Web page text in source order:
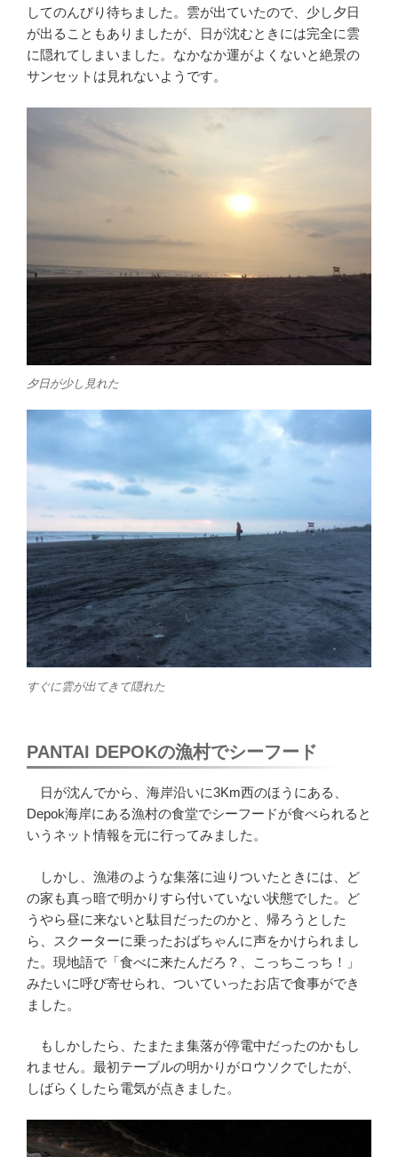
してのんびり待ちました。雲が出ていたので、少し夕日
が出ることもありましたが、日が沈むときには完全に雲
に隠れてしまいました。なかなか運がよくないと絶景の
サンセットは見れないようです。
夕日が少し見れた
すぐに雲が出てきて隠れた
PANTAI DEPOKの漁村でシーフード
日が沈んでから、海岸沿いに3Km西のほうにある、
Depok海岸にある漁村の食堂でシーフードが食べられると
いうネット情報を元に行ってみました。
しかし、漁港のような集落に辿りついたときには、ど
の家も真っ暗で明かりすら付いていない状態でした。ど
うやら昼に来ないと駄目だったのかと、帰ろうとした
ら、スクーターに乗ったおばちゃんに声をかけられまし
た。現地語で「食べに来たんだろ？、こっちこっち！」
みたいに呼び寄せられ、ついていったお店で食事ができ
ました。
もしかしたら、たまたま集落が停電中だったのかもし
れません。最初テーブルの明かりがロウソクでしたが、
しばらくしたら電気が点きました。